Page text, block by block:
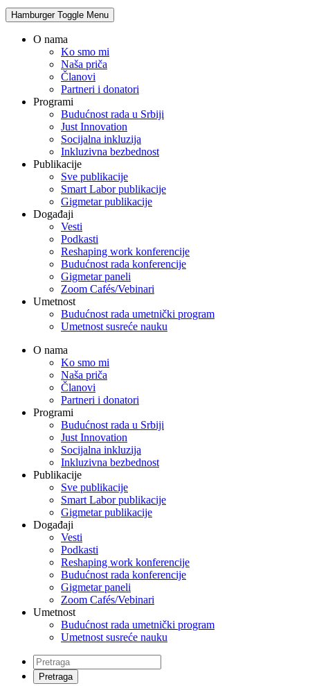
Hamburger Toggle Menu
O nama
Ko smo mi
Naša priča
Članovi
Partneri i donatori
Programi
Budućnost rada u Srbiji
Just Innovation
Socijalna inkluzija
Inkluzivna bezbednost
Publikacije
Sve publikacije
Smart Labor publikacije
Gigmetar publikacije
Događaji
Vesti
Podkasti
Reshaping work konferencije
Budućnost rada konferencije
Gigmetar paneli
Zoom Cafés/Vebinari
Umetnost
Budućnost rada umetnički program
Umetnost susreće nauku
O nama
Ko smo mi
Naša priča
Članovi
Partneri i donatori
Programi
Budućnost rada u Srbiji
Just Innovation
Socijalna inkluzija
Inkluzivna bezbednost
Publikacije
Sve publikacije
Smart Labor publikacije
Gigmetar publikacije
Događaji
Vesti
Podkasti
Reshaping work konferencije
Budućnost rada konferencije
Gigmetar paneli
Zoom Cafés/Vebinari
Umetnost
Budućnost rada umetnički program
Umetnost susreće nauku